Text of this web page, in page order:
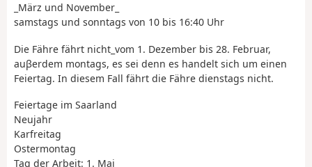
_März und November_
samstags und sonntags von 10 bis 16:40 Uhr
Die Fähre fährt nicht_vom 1. Dezember bis 28. Februar,
auβerdem montags, es sei denn es handelt sich um einen
Feiertag. In diesem Fall fährt die Fähre dienstags nicht.
Feiertage im Saarland
Neujahr
Karfreitag
Ostermontag
Tag der Arbeit: 1. Mai